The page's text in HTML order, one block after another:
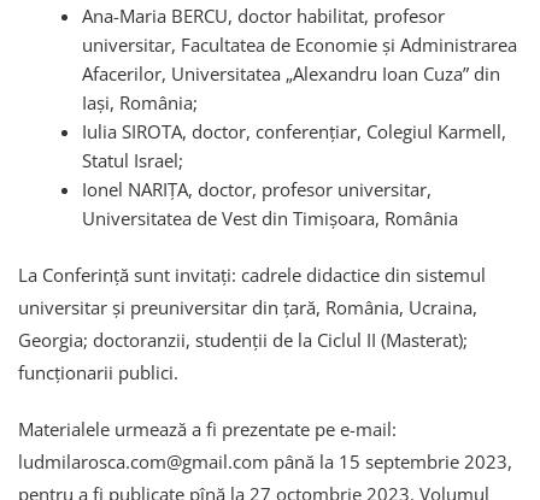
Ana-Maria BERCU, doctor habilitat, profesor
universitar, Facultatea de Economie şi Administrarea
Afacerilor, Universitatea „Alexandru Ioan Cuza” din
Iași, România;
Iulia SIROTA, doctor, conferențiar, Colegiul Karmell,
Statul Israel;
Ionel NARIȚA, doctor, profesor universitar,
Universitatea de Vest din Timișoara, România
La Conferință sunt invitați: cadrele didactice din sistemul
universitar și preuniversitar din țară, România, Ucraina,
Georgia; doctoranzii, studenții de la Ciclul II (Masterat);
funcționarii publici.
Materialele urmează a fi prezentate pe e-mail:
ludmilarosca.com@gmail.com până la 15 septembrie 2023,
pentru a fi publicate pînă la 27 octombrie 2023. Volumul